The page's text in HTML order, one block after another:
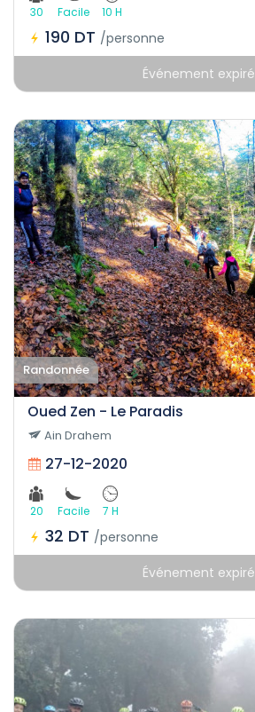
30 Facile 10 H
190 DT /personne
Événement expiré
Randonnée
Oued Zen - Le Paradis
Ain Drahem
27-12-2020
20 Facile 7 H
32 DT /personne
Événement expiré